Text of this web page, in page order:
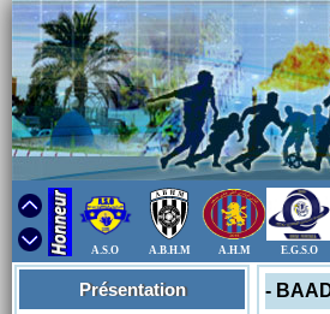
A.S.O A.B.H.M A.H.M E.G.S.O
Présentation -